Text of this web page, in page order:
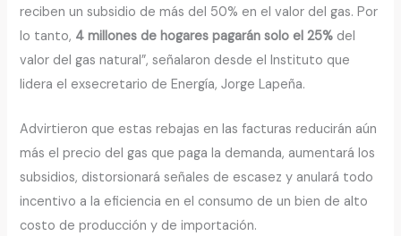
reciben un subsidio de más del 50% en el valor del gas. Por
lo tanto, 4 millones de hogares pagarán solo el 25% del
valor del gas natural”, señalaron desde el Instituto que
lidera el exsecretario de Energía, Jorge Lapeña.
Advirtieron que estas rebajas en las facturas reducirán aún
más el precio del gas que paga la demanda, aumentará los
subsidios, distorsionará señales de escasez y anulará todo
incentivo a la eficiencia en el consumo de un bien de alto
costo de producción y de importación.